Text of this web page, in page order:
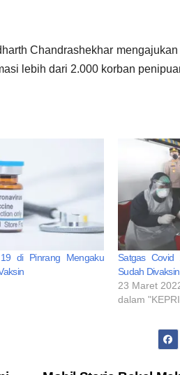
Chandrashekhar
lebih dari 2.000 korban
di Pinrang Mengaku
Satgas Covid
Sudah
23 Maret
dalam